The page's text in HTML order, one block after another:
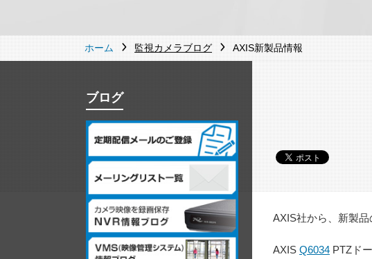
ホーム 監視カメラブログ AXIS新製品情報
AXIS社から、新製品
AXIS Q6034 PTZド
ブログ